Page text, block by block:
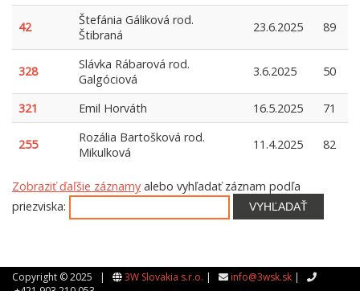
42
Štefánia Gáliková rod.
Štibraná
23.6.2025 89
328
Slávka Rábarová rod.
Galgóciová
3.6.2025 50
321 Emil Horváth 16.5.2025 71
255
Rozália Bartošková rod.
Mikulková
11.4.2025 82
Zobraziť ďaľšie záznamy alebo vyhľadať záznam podľa
priezviska:
VYHĽADAŤ
Copyright © 2025 | 3W Slovakia s.r.o. | info@3wsk.sk |